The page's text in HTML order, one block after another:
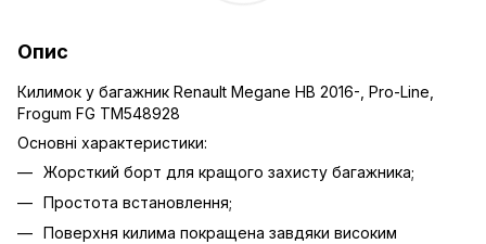
Опис
Килимок у багажник Renault Megane HB 2016-, Pro-Line,
Frogum FG TM548928
Основні характеристики:
Жорсткий борт для кращого захисту багажника;
Простота встановлення;
Поверхня килима покращена завдяки високим